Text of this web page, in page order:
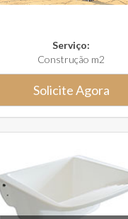
Serviço:
Construção m2
Solicite Agora